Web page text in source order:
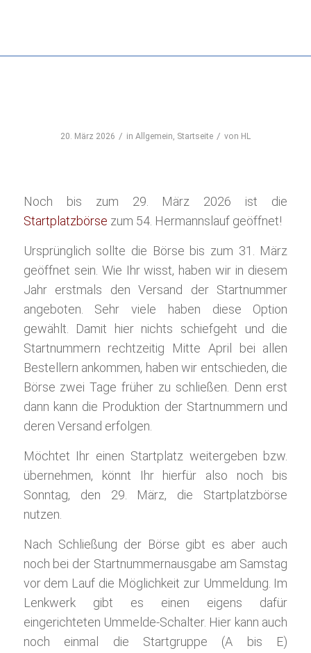
20. März 2026 / in Allgemein, Startseite / von HL
Noch bis zum 29. März 2026 ist die
Startplatzbörse zum 54. Hermannslauf geöffnet!
Ursprünglich sollte die Börse bis zum 31. März
geöffnet sein. Wie Ihr wisst, haben wir in diesem
Jahr erstmals den Versand der Startnummer
angeboten. Sehr viele haben diese Option
gewählt. Damit hier nichts schiefgeht und die
Startnummern rechtzeitig Mitte April bei allen
Bestellern ankommen, haben wir entschieden, die
Börse zwei Tage früher zu schließen. Denn erst
dann kann die Produktion der Startnummern und
deren Versand erfolgen.
Möchtet Ihr einen Startplatz weitergeben bzw.
übernehmen, könnt Ihr hierfür also noch bis
Sonntag, den 29. März, die Startplatzbörse
nutzen.
Nach Schließung der Börse gibt es aber auch
noch bei der Startnummernausgabe am Samstag
vor dem Lauf die Möglichkeit zur Ummeldung. Im
Lenkwerk gibt es einen eigens dafür
eingerichteten Ummelde-Schalter. Hier kann auch
noch einmal die Startgruppe (A bis E)